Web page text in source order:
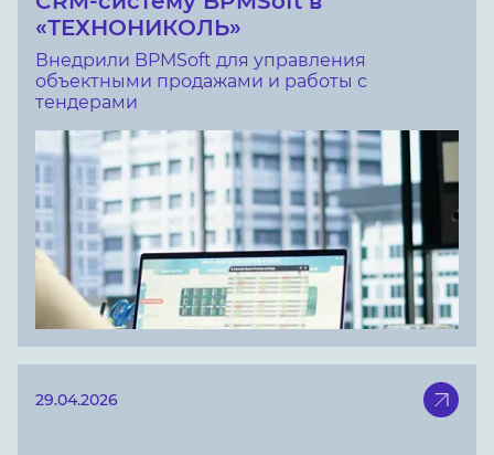
«ТЕХНОНИКОЛЬ»
Внедрили BPMSoft для управления
объектными продажами и работы с
тендерами
29.04.2026